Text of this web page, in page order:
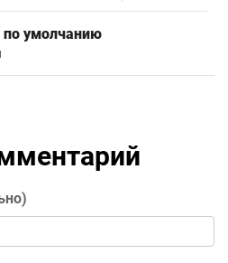
по умолчанию